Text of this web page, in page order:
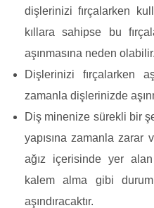
dişlerinizi fırçalarken
kıllara sahipse bu
aşınmasına neden olabilir.
Dişlerinizi fırçalarken
zamanla dişlerinizde
Diş minenize sürekli bir
yapısına zamanla zarar
ağız içerisinde yer
kalem alma gibi
aşındıracaktır.